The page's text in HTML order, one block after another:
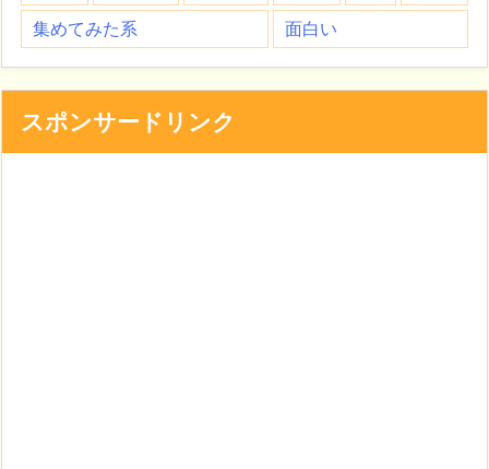
集めてみた系
面白い
スポンサードリンク